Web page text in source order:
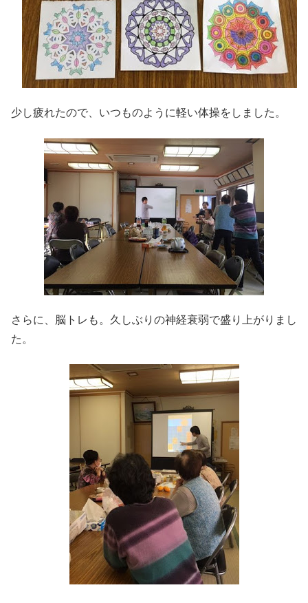
少し疲れたので、いつものように軽い体操をしました。
さらに、脳トレも。久しぶりの神経衰弱で盛り上がりまし
た。